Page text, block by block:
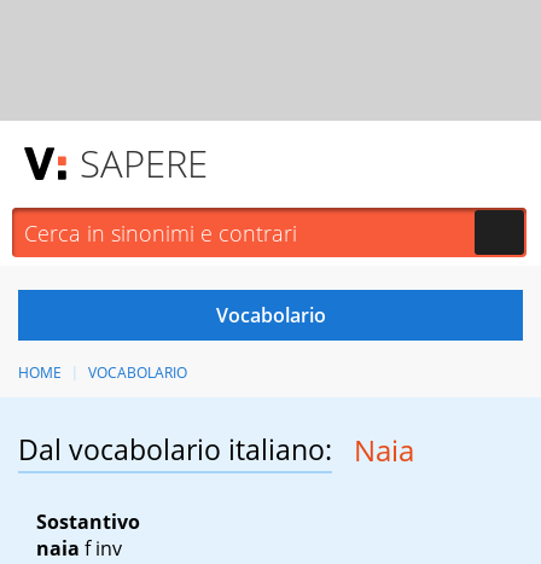
SAPERE
HOME VOCABOLARIO
Dal vocabolario italiano: Naia
Sostantivo
naia f inv